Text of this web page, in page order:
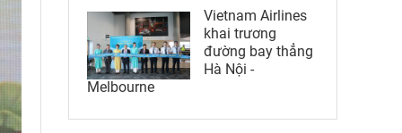
Vietnam Airlines
khai trương
đường bay thẳng
Hà Nội -
Melbourne